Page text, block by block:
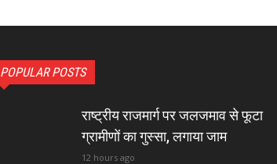
POPULAR POSTS
राष्ट्रीय राजमार्ग पर जलजमाव से फूटा
ग्रामीणों का गुस्सा, लगाया जाम
12 hours ago